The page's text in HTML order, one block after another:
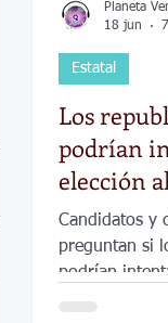
Los
podrían
elección al
si Roger
Candidatos y
preguntan si
podrían
Estatal
Planeta
18 jun